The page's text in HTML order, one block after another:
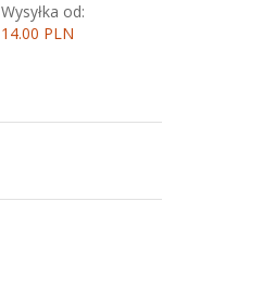
Wysyłka od:
14.00 PLN